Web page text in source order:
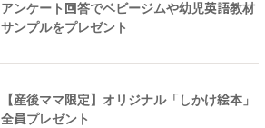
アンケート回答でベビージムや幼児英語教材
サンプルをプレゼント
【産後ママ限定】オリジナル「しかけ絵本」
全員プレゼント